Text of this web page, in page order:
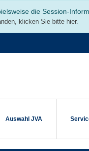
die Session-
klicken Sie bitte hier.
Auswahl JVA